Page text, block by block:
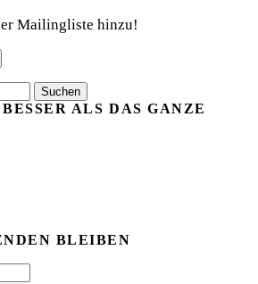
Mailingliste hinzu!
ALS DAS GANZE
BLEIBEN